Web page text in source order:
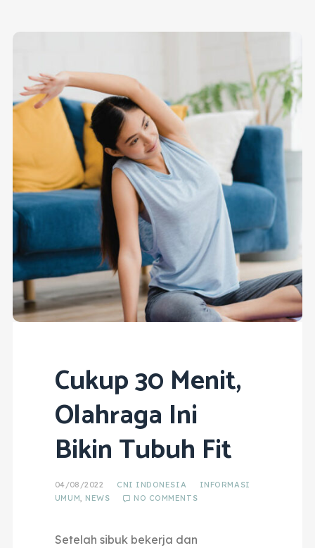
Cukup 30 Menit,
Olahraga Ini
Bikin Tubuh Fit
04/08/2022 CNI INDONESIA
INFORMASI
UMUM, NEWS NO COMMENTS
Setelah sibuk bekerja dan